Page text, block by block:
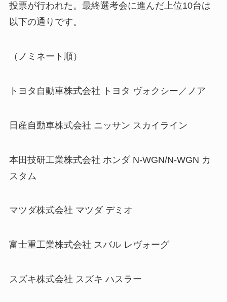
投票が行われた。最終選考会に進んだ上位10台は
以下の通りです。
（ノミネート順）
トヨタ自動車株式会社 トヨタ ヴォクシー／ノア
日産自動車株式会社 ニッサン スカイライン
本田技研工業株式会社 ホンダ N-WGN/N-WGN カ
スタム
マツダ株式会社 マツダ デミオ
富士重工業株式会社 スバル レヴォーグ
スズキ株式会社 スズキ ハスラー